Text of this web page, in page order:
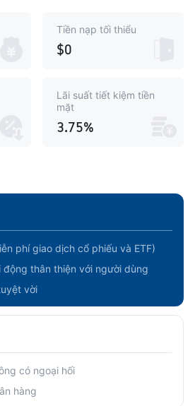
Tiền nạp tối thiểu
$0
Lãi suất tiết kiệm tiền
mặt
3.75%
phí giao dịch cổ phiếu và ETF)
thân thiện với người dùng
vời
có ngoại hối
hàng